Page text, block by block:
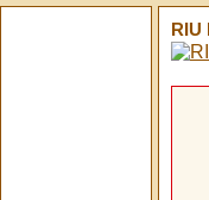
RIU